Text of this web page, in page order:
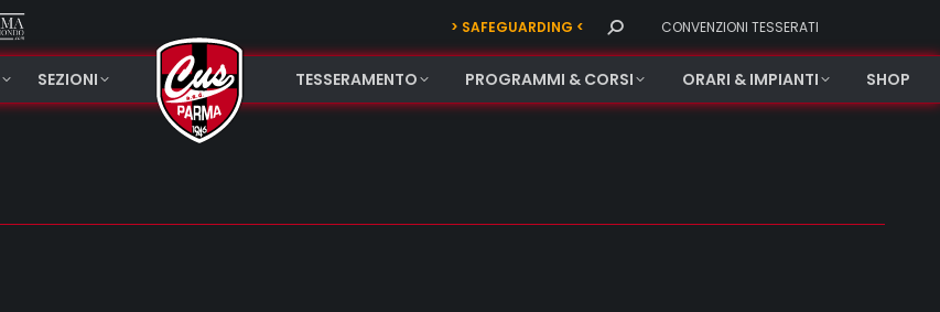
> SAFEGUARDING < Search: CONVENZIONI TESSERATI
SEZIONI TESSERAMENTO PROGRAMMI & CORSI ORARI & IMPIANTI SHOP